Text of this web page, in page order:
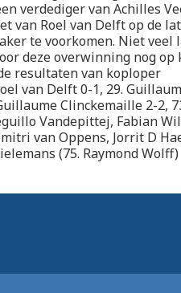
verdediger van Achilles
van Roel van Delft op de
te voorkomen. Niet veel
deze overwinning nog op
resultaten van koploper
van Delft 0-1, 29.
Clinckemaille 2-2,
Vandepittej, Fabian
van Oppens, Jorrit D
(75. Raymond Wolff)